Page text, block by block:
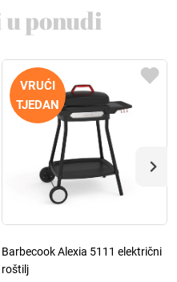
ponudi
VRUĆI
TJEDAN
Barbecook Alexia 5111 električni
roštilj